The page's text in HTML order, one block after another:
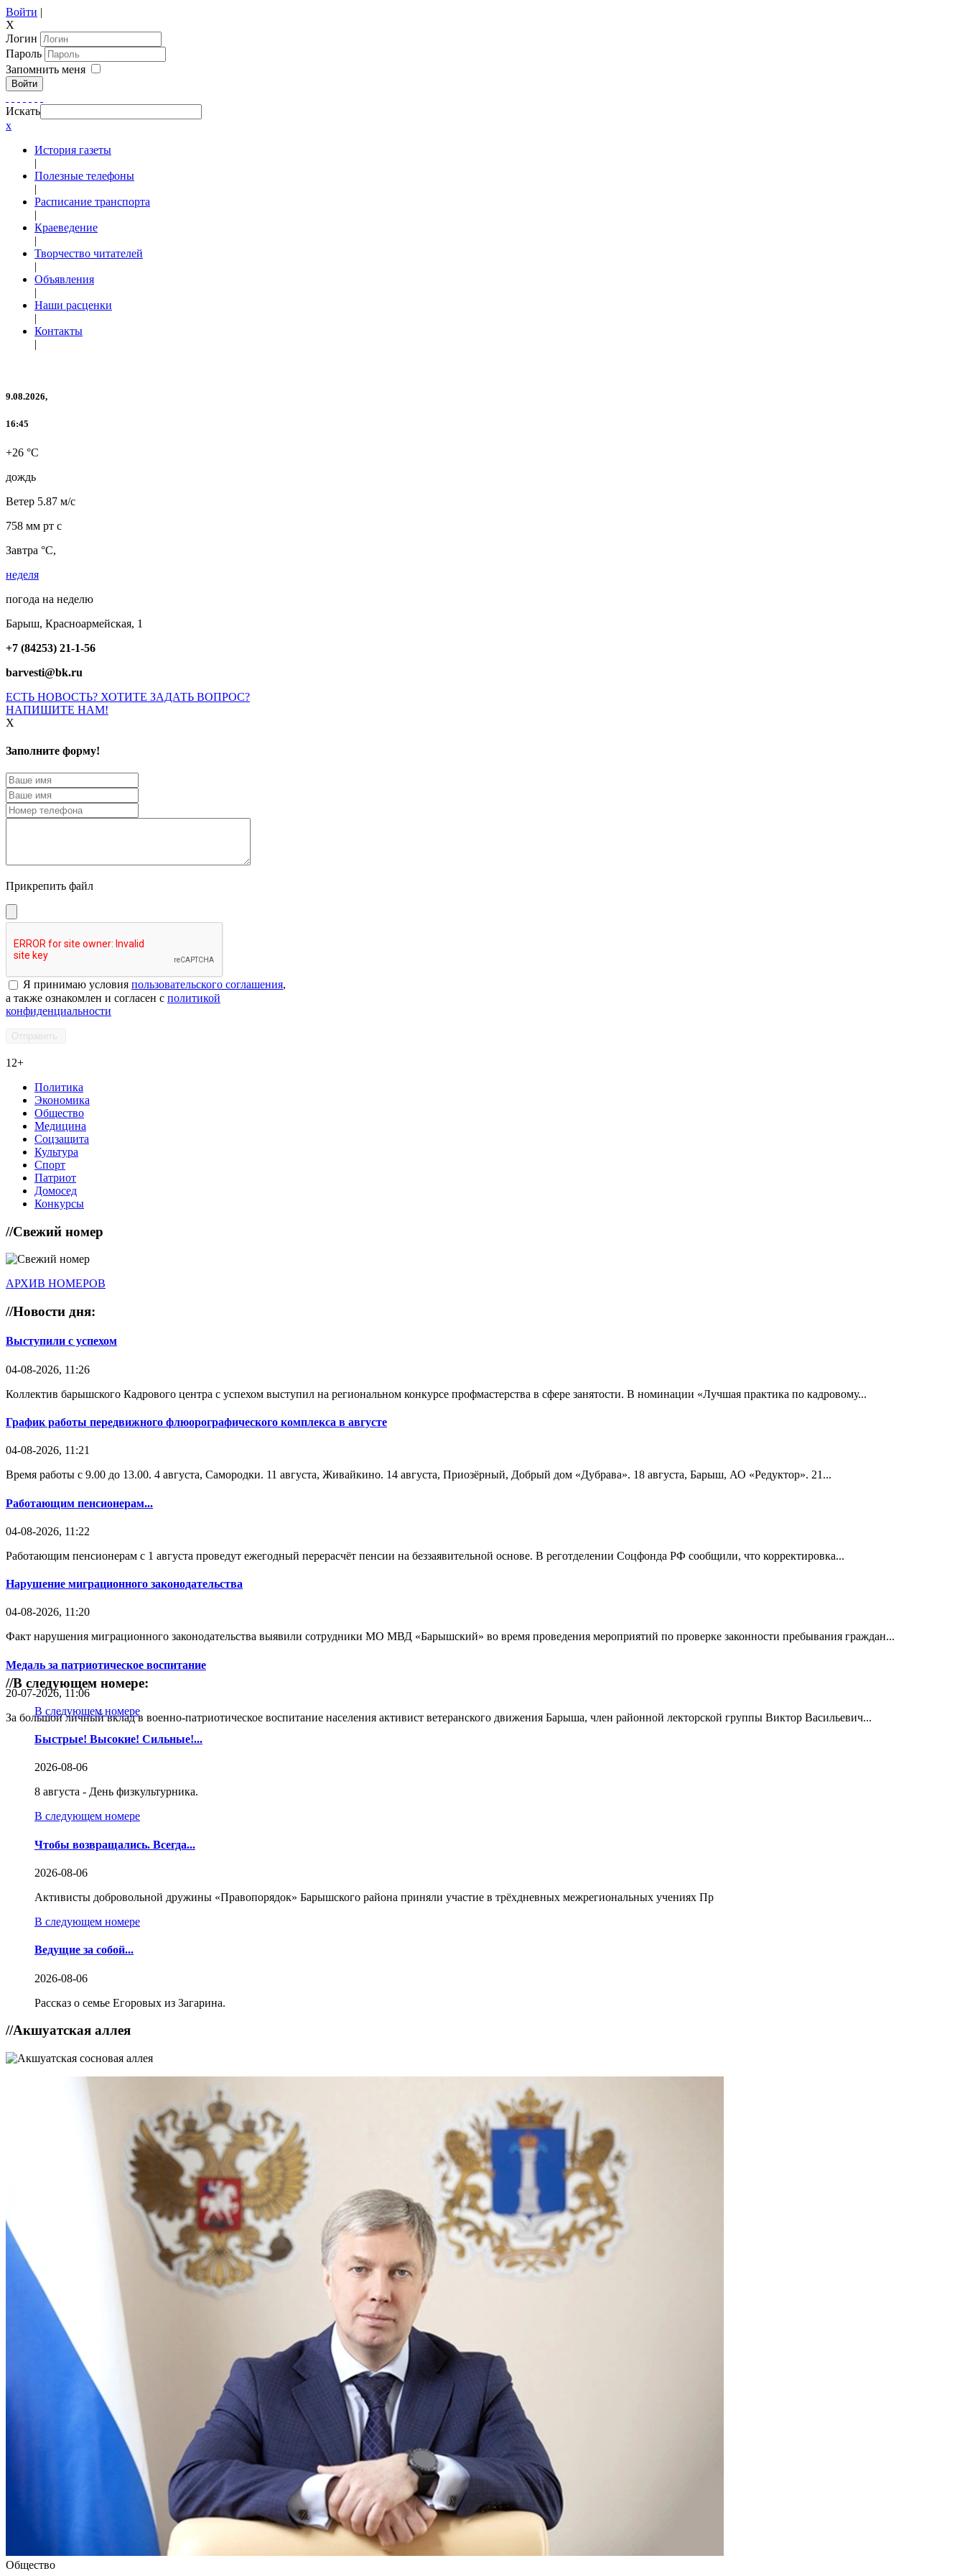
Войти |
X
Логин
Пароль
Запомнить меня
Войти
Искать
x
История газеты
|
Полезные телефоны
|
Расписание транспорта
|
Краеведение
|
Творчество читателей
|
Объявления
|
Наши расценки
|
Контакты
|
9.08.2026,
16:45
+26 °C
дождь
Ветер 5.87 м/с
758 мм рт с
Завтра °C,
неделя
погода на неделю
Барыш, Красноармейская, 1
+7 (84253) 21-1-56
barvesti@bk.ru
ЕСТЬ НОВОСТЬ? ХОТИТЕ ЗАДАТЬ ВОПРОС?
НАПИШИТЕ НАМ!
X
Заполните форму!
Прикрепить файл
Я принимаю условия пользовательского соглашения,
а также ознакомлен и согласен с политикой
конфиденциальности
12+
Политика
Экономика
Общество
Медицина
Соцзащита
Культура
Спорт
Патриот
Домосед
Конкурсы
//Свежий номер
АРХИВ НОМЕРОВ
//Новости дня:
Выступили с успехом
04-08-2026, 11:26
Коллектив барышского Кадрового центра с успехом выступил на региональном конкурсе профмастерства в сфере занятости. В номинации «Лучшая практика по кадровому...
График работы передвижного флюорографического комплекса в августе
04-08-2026, 11:21
Время работы с 9.00 до 13.00. 4 августа, Самородки. 11 августа, Живайкино. 14 августа, Приозёрный, Добрый дом «Дубрава». 18 августа, Барыш, АО «Редуктор». 21...
Работающим пенсионерам...
04-08-2026, 11:22
Работающим пенсионерам с 1 августа проведут ежегодный перерасчёт пенсии на беззаявительной основе. В реготделении Соцфонда РФ сообщили, что корректировка...
Нарушение миграционного законодательства
04-08-2026, 11:20
Факт нарушения миграционного законодательства выявили сотрудники МО МВД «Барышский» во время проведения мероприятий по проверке законности пребывания граждан...
Медаль за патриотическое воспитание
20-07-2026, 11:06
За большой личный вклад в военно-патриотическое воспитание населения активист ветеранского движения Барыша, член районной лекторской группы Виктор Васильевич...
//В следующем номере:
В следующем номере
Быстрые! Высокие! Сильные!...
2026-08-06
8 августа - День физкультурника.
В следующем номере
Чтобы возвращались. Всегда...
2026-08-06
Активисты добровольной дружины «Правопорядок» Барышского района приняли участие в трёхдневных межрегиональных учениях Пр
В следующем номере
Ведущие за собой...
2026-08-06
Рассказ о семье Егоровых из Загарина.
//Акшуатская аллея
Общество